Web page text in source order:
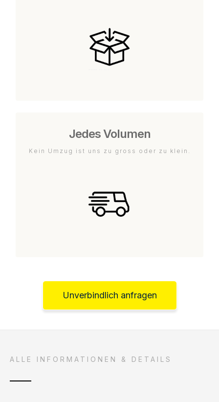
Jedes Volumen
Kein Umzug ist uns zu gross oder zu klein.
Unverbindlich anfragen
ALLE INFORMATIONEN & DETAILS